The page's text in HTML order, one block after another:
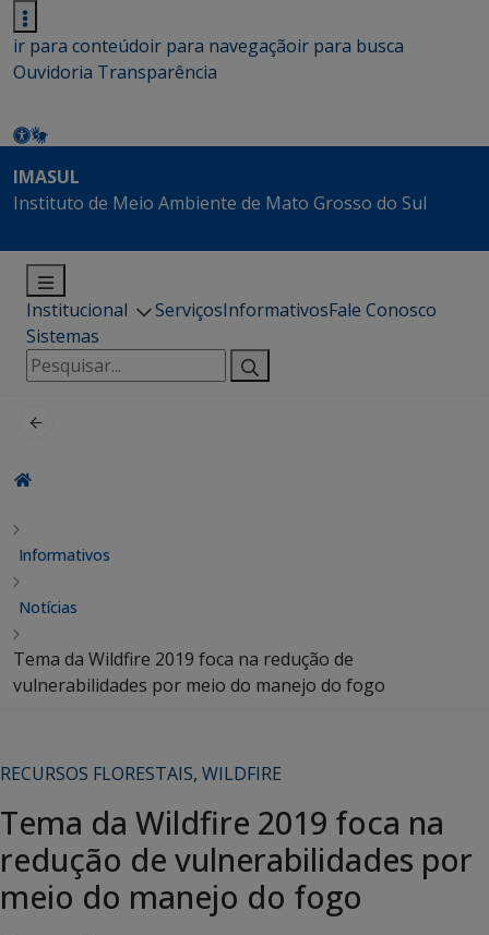
ir para conteúdoir para navegaçãoir para busca
Ouvidoria Transparência
IMASUL
Instituto de Meio Ambiente de Mato Grosso do Sul
Institucional ServiçosInformativosFale Conosco
Sistemas
Pesquisar
por:
Informativos
Notícias
Tema da Wildfire 2019 foca na redução de
vulnerabilidades por meio do manejo do fogo
RECURSOS FLORESTAIS, WILDFIRE
Tema da Wildfire 2019 foca na
redução de vulnerabilidades por
meio do manejo do fogo